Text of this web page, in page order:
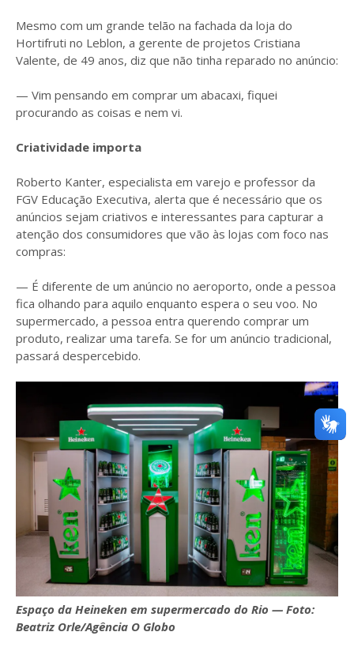
Mesmo com um grande telão na fachada da loja do
Hortifruti no Leblon, a gerente de projetos Cristiana
Valente, de 49 anos, diz que não tinha reparado no anúncio:
— Vim pensando em comprar um abacaxi, fiquei
procurando as coisas e nem vi.
Criatividade importa
Roberto Kanter, especialista em varejo e professor da
FGV Educação Executiva, alerta que é necessário que os
anúncios sejam criativos e interessantes para capturar a
atenção dos consumidores que vão às lojas com foco nas
compras:
— É diferente de um anúncio no aeroporto, onde a pessoa
fica olhando para aquilo enquanto espera o seu voo. No
supermercado, a pessoa entra querendo comprar um
produto, realizar uma tarefa. Se for um anúncio tradicional,
passará despercebido.
Espaço da Heineken em supermercado do Rio — Foto:
Beatriz Orle/Agência O Globo